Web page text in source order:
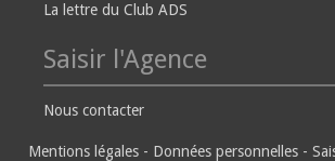
La lettre du Club ADS
Saisir l'Agence
Nous contacter
Mentions légales - Données personnelles -